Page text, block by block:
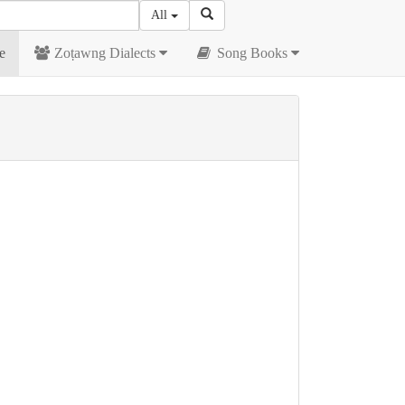
All
Zoṭawng Dialects Song Books